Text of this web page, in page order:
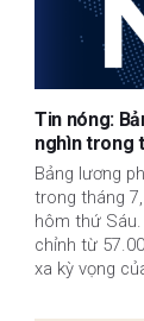
Tin nóng:
nghìn trong
Bảng lương
trong tháng
hôm thứ
chỉnh từ
xa kỳ vọng